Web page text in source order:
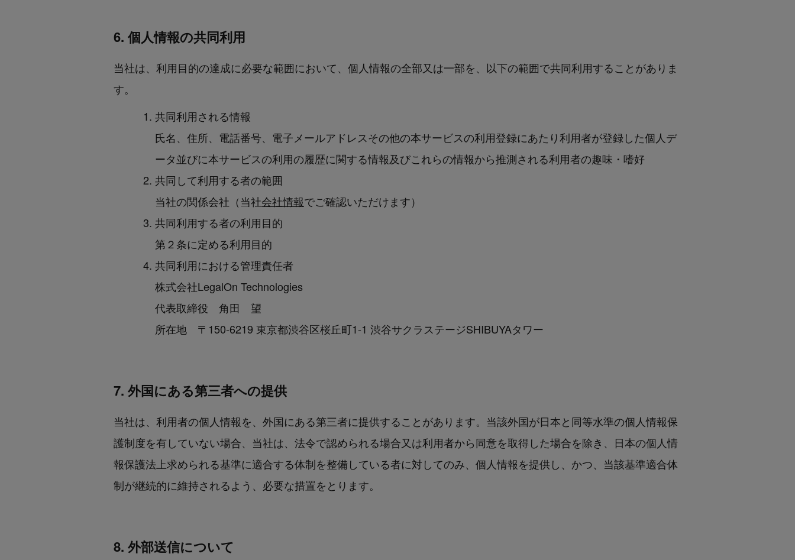
6. 個人情報の共同利用
当社は、利用目的の達成に必要な範囲において、個人情報の全部又は一部を、以下の範囲で共同利用することがありま
す。
共同利用される情報
氏名、住所、電話番号、電子メールアドレスその他の本サービスの利用登録にあたり利用者が登録した個人デ
ータ並びに本サービスの利用の履歴に関する情報及びこれらの情報から推測される利用者の趣味・嗜好
共同して利用する者の範囲
当社の関係会社（当社会社情報でご確認いただけます）
共同利用する者の利用目的
第２条に定める利用目的
共同利用における管理責任者
株式会社LegalOn Technologies
代表取締役 角田 望
所在地 〒150-6219 東京都渋谷区桜丘町1-1 渋谷サクラステージSHIBUYAタワー
7. 外国にある第三者への提供
当社は、利用者の個人情報を、外国にある第三者に提供することがあります。当該外国が日本と同等水準の個人情報保
護制度を有していない場合、当社は、法令で認められる場合又は利用者から同意を取得した場合を除き、日本の個人情
報保護法上求められる基準に適合する体制を整備している者に対してのみ、個人情報を提供し、かつ、当該基準適合体
制が継続的に維持されるよう、必要な措置をとります。
8. 外部送信について